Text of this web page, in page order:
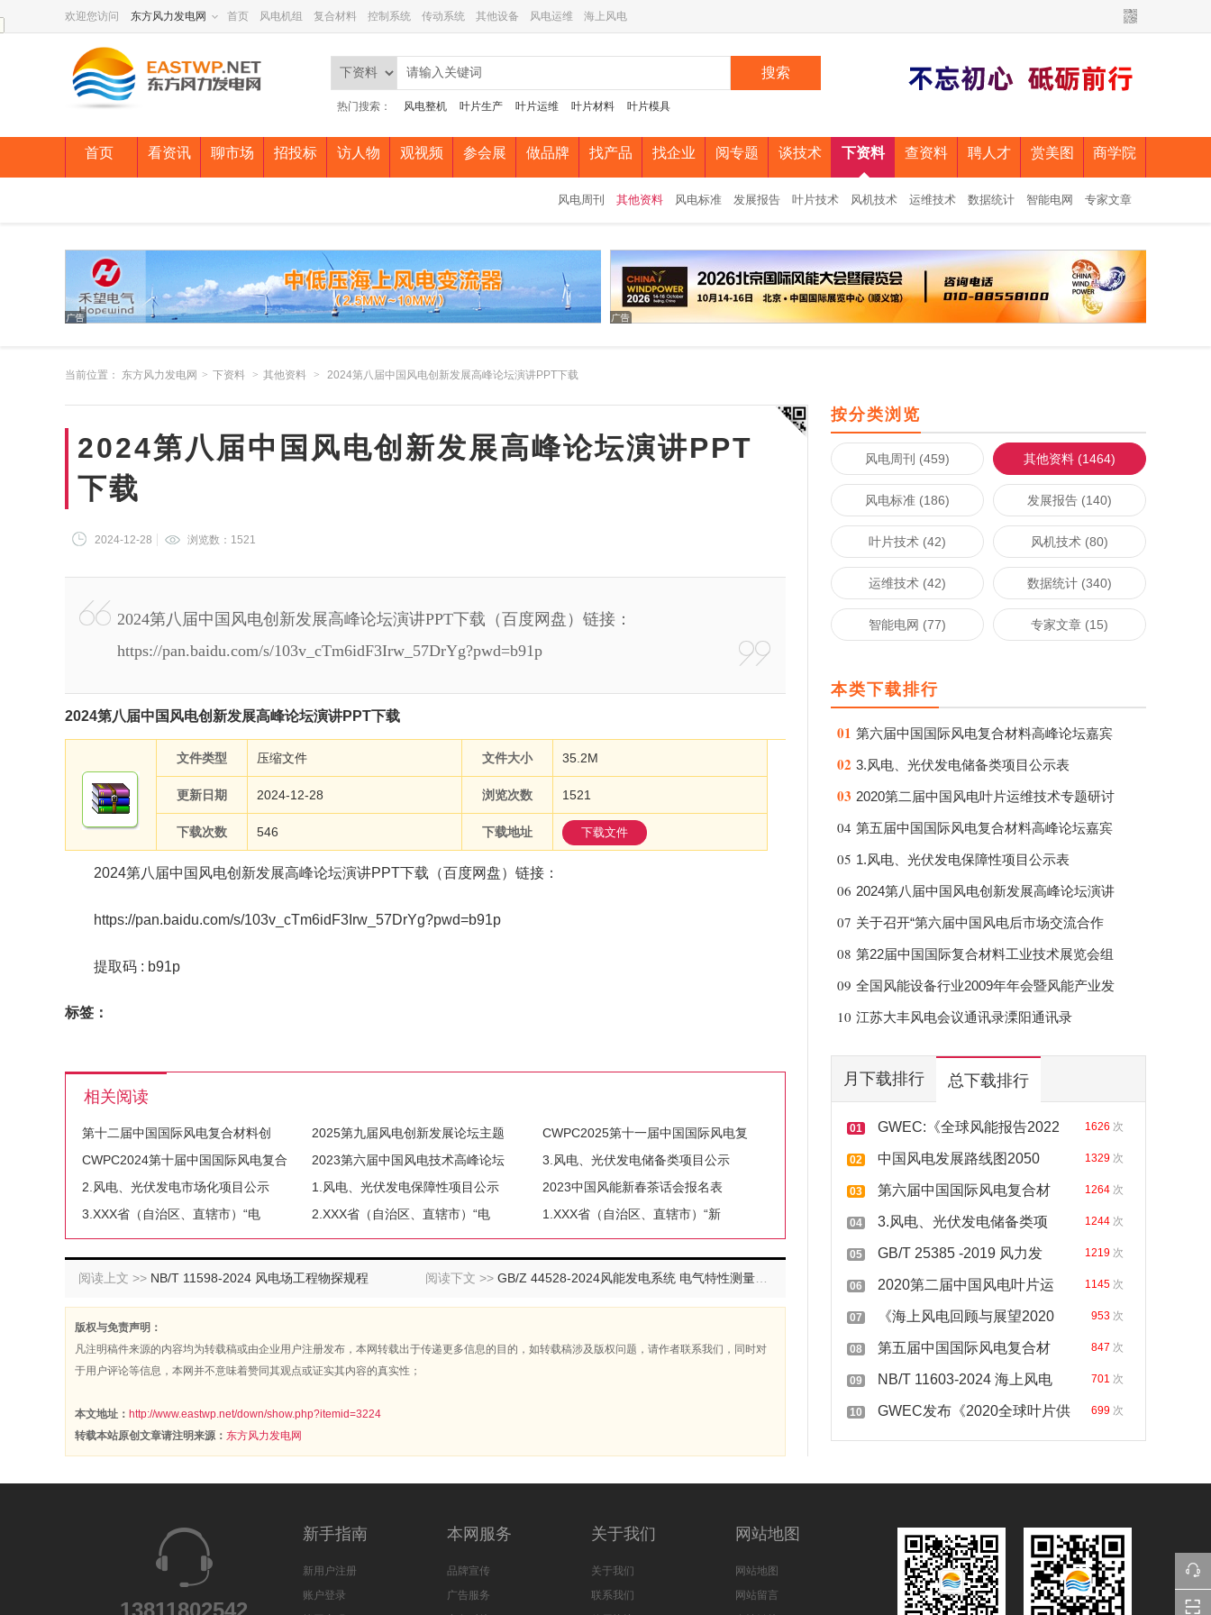
欢迎您访问 东方风力发电网 首页 风电机组 复合材料 控制系统 传动系统 其他设备 风电运维 海上风电
搜索
热门搜索： 风电整机 叶片生产 叶片运维 叶片材料 叶片模具
首页 看资讯 聊市场 招投标 访人物 观视频 参会展 做品牌 找产品 找企业 阅专题 谈技术 下资料 查资料 聘人才 赏美图 商学院
风电周刊 其他资料 风电标准 发展报告 叶片技术 风机技术 运维技术 数据统计 智能电网 专家文章
当前位置： 东方风力发电网 > 下资料 > 其他资料 > 2024第八届中国风电创新发展高峰论坛演讲PPT下载
2024第八届中国风电创新发展高峰论坛演讲PPT
下载
2024-12-28 浏览数： 1521
2024第八届中国风电创新发展高峰论坛演讲PPT下载（百度网盘）链接：
https://pan.baidu.com/s/103v_cTm6idF3Irw_57DrYg?pwd=b91p
2024第八届中国风电创新发展高峰论坛演讲PPT下载
文件类型 压缩文件 文件大小 35.2M
更新日期 2024-12-28 浏览次数 1521
下载次数 546 下载地址 下载文件
2024第八届中国风电创新发展高峰论坛演讲PPT下载（百度网盘）链接：
https://pan.baidu.com/s/103v_cTm6idF3Irw_57DrYg?pwd=b91p
提取码 : b91p
标签：
相关阅读
第十二届中国国际风电复合材料创 2025第九届风电创新发展论坛主题
CWPC2025第十一届中国国际风电复
CWPC2024第十届中国国际风电复合
2023第六届中国风电技术高峰论坛
3.风电、光伏发电储备类项目公示
2.风电、光伏发电市场化项目公示
1.风电、光伏发电保障性项目公示
2023中国风能新春茶话会报名表
3.XXX省（自治区、直辖市）“电
2.XXX省（自治区、直辖市）“电 1.XXX省（自治区、直辖市）“新
阅读上文 >> NB/T 11598-2024 风电场工程物探规程 阅读下文 >> GB/Z 44528-2024风能发电系统 电气特性测量和评估 风力发电机组谐波模型及应用
版权与免责声明：
凡注明稿件来源的内容均为转载稿或由企业用户注册发布，本网转载出于传递更多信息的目的，如转载稿涉及版权问题，请作者联系我们，同时对
于用户评论等信息，本网并不意味着赞同其观点或证实其内容的真实性；
本文地址： http://www.eastwp.net/down/show.php?itemid=3224
转载本站原创文章请注明来源： 东方风力发电网
按分类浏览
风电周刊 (459) 其他资料 (1464)
风电标准 (186) 发展报告 (140)
叶片技术 (42) 风机技术 (80)
运维技术 (42) 数据统计 (340)
智能电网 (77) 专家文章 (15)
本类下载排行
01 第六届中国国际风电复合材料高峰论坛嘉宾
02 3.风电、光伏发电储备类项目公示表
03 2020第二届中国风电叶片运维技术专题研讨
04 第五届中国国际风电复合材料高峰论坛嘉宾
05 1.风电、光伏发电保障性项目公示表
06 2024第八届中国风电创新发展高峰论坛演讲
07 关于召开“第六届中国风电后市场交流合作
08 第22届中国国际复合材料工业技术展览会组
09 全国风能设备行业2009年年会暨风能产业发
10 江苏大丰风电会议通讯录溧阳通讯录
月下载排行 总下载排行
01 GWEC:《全球风能报告2022 1626 次
02 中国风电发展路线图2050 1329次
03 第六届中国国际风电复合材 1264次
04 3.风电、光伏发电储备类项 1244次
05 GB/T 25385 -2019 风力发 1219次
06 2020第二届中国风电叶片运 1145次
07 《海上风电回顾与展望2020 953次
08 第五届中国国际风电复合材 847 次
09 NB/T 11603-2024 海上风电 701 次
10 GWEC发布《2020全球叶片供 699次
13811802542
新手指南
新用户注册
账户登录
本网服务
品牌宣传
广告服务
关于我们
关于我们
联系我们
网站地图
网站地图
网站留言